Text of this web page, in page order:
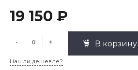
19 150 ₽
- + В корзину
Нашли дешевле?